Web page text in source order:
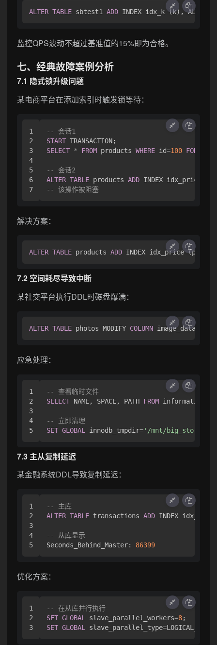
ALTER TABLE sbtest1 ADD INDEX idx_k (k),
监控QPS波动不超过基准值的15%即为合格。
七、经典故障案例分析
7.1 隐式锁升级问题
某电商平台在添加索引时触发锁等待：
1
2
3
4
5
6
-- 会话1
START
SELECT * FROM products WHERE id=100 FOR
-- 会话2
ALTER TABLE products ADD
-- 该操作被阻塞
解决方案：
ALTER TABLE products ADD INDEX idx_price (price),
7.2 空间耗尽导致中断
某社交平台执行DDL时磁盘爆满：
ALTER TABLE photos MODIFY COLUMN
应急处理：
1
2
3
4
-- 查看临时文件
SELECT NAME, SPACE, PATH FROM
-- 立即清理
SET GLOBAL innodb_tmpdir='/mnt/big_storage'
7.3 主从复制延迟
某金融系统DDL导致复制延迟：
1
2
3
4
-- 主库
ALTER TABLE transactions ADD INDEX
-- 从库显示
Seconds_Behind_Master: 86399
优化方案：
1
2
-- 在从库并行执行
SET GLOBAL slave_parallel_workers=8
SET GLOBAL slave_parallel_type=